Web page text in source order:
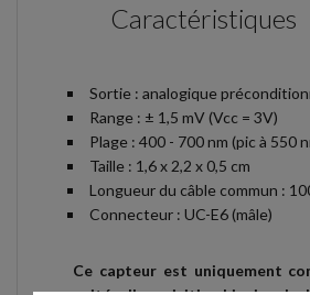
Caractéristiques
Sortie : analogique
Range : ± 1,5 mV (Vcc = 3V)
Plage : 400 - 700 nm (pic à 550
Taille : 1,6 x 2,2 x 0,5 cm
Longueur du câble commun :
Connecteur : UC-E6 (mâle)
Ce capteur est uniquement